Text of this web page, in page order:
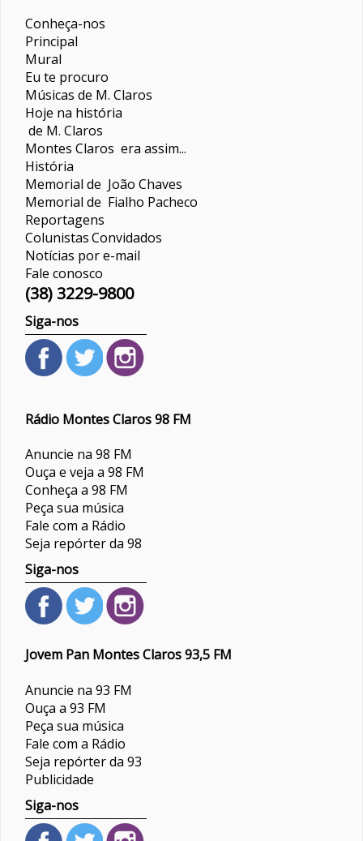
Conheça-nos
Principal
Mural
Eu te procuro
Músicas de M. Claros
Hoje na história
de M. Claros
Montes Claros era assim...
História
Memorial de João Chaves
Memorial de Fialho Pacheco
Reportagens
ColunistasConvidados
Notícias por e-mail
Fale conosco
(38) 3229-9800
Siga-nos
Rádio Montes Claros 98 FM
Anuncie na 98 FM
Ouça e veja a 98 FM
Conheça a 98 FM
Peça sua música
Fale com a Rádio
Seja repórter da 98
Siga-nos
Jovem Pan Montes Claros 93,5 FM
Anuncie na 93 FM
Ouça a 93 FM
Peça sua música
Fale com a Rádio
Seja repórter da 93
Publicidade
Siga-nos